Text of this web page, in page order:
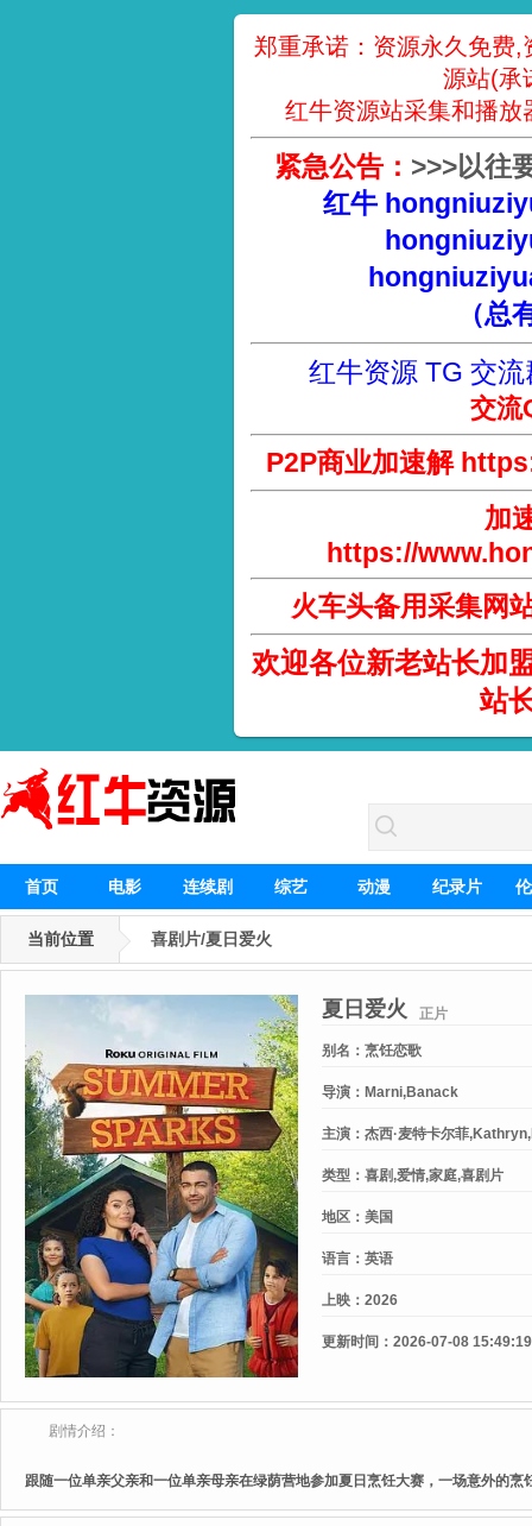
郑重承诺：资源永久免费
源站(承
红牛资源站采集和播放
紧急公告： >>>以往
红牛
（总
红牛资源 TG 交流
交流
P2P商业加速解
加
https://
火车头备用采集网
欢迎各位新老站长加
站
首页 电影 连续剧 综艺 动漫 纪录片
当前位置 喜剧片/夏日爱火
夏日爱火 正片
别名： 烹饪恋歌
导演： Marni,Banack
主演： 杰西·麦特卡尔菲
类型： 喜剧,爱情,家庭,喜剧片
地区： 美国
语言： 英语
上映： 2026
更新时间： 2026-07-08 15:49:19
剧情介绍：
跟随一位单亲父亲和一位单亲母亲在绿荫营地参加夏日烹饪大赛，一场意外的